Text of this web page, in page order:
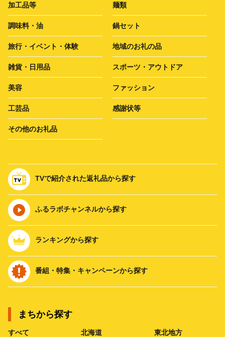
加工品等 麺類
調味料・油 鍋セット
旅行・イベント・体験 地域のお礼の品
雑貨・日用品 スポーツ・アウトドア
美容 ファッション
工芸品 感謝状等
その他のお礼品
TVで紹介された返礼品から探す
ふるラボチャンネルから探す
ランキングから探す
番組・特集・キャンペーンから探す
まちから探す
すべて 北海道 東北地方